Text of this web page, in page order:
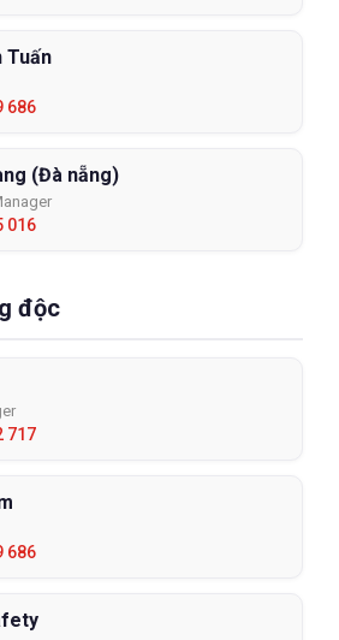
Tuấn
686
(Đà nẵng)
016
độc
717
686